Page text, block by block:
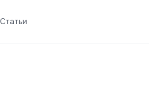
Статьи